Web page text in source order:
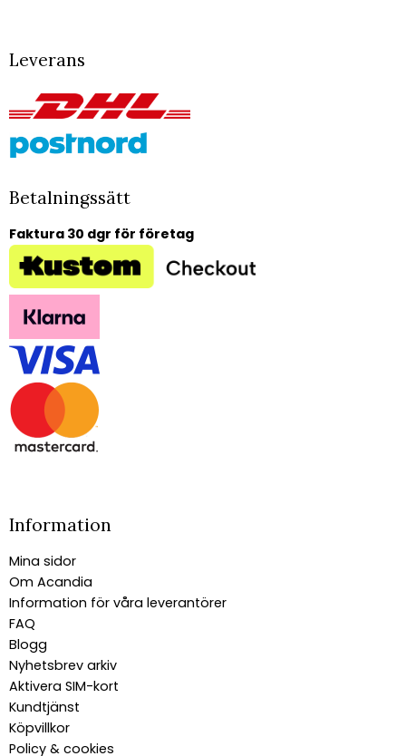
Leverans
Betalningssätt
Faktura 30 dgr för företag
Information
Mina sidor
Om Acandia
Information för våra leverantörer
FAQ
Blogg
Nyhetsbrev arkiv
Aktivera SIM-kort
Kundtjänst
Köpvillkor
Policy & cookies